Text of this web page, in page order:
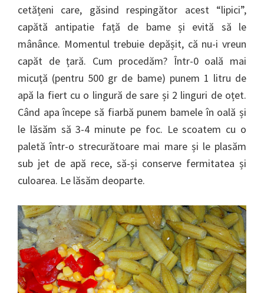
cetățeni care, găsind respingător acest “lipici”,
capătă antipatie față de bame și evită să le
mânânce. Momentul trebuie depășit, că nu-i vreun
capăt de țară. Cum procedăm? Într-0 oală mai
micuță (pentru 500 gr de bame) punem 1 litru de
apă la fiert cu o lingură de sare și 2 linguri de oțet.
Când apa începe să fiarbă punem bamele în oală și
le lăsăm să 3-4 minute pe foc. Le scoatem cu o
paletă într-o strecurătoare mai mare și le plasăm
sub jet de apă rece, să-și conserve fermitatea și
culoarea. Le lăsăm deoparte.